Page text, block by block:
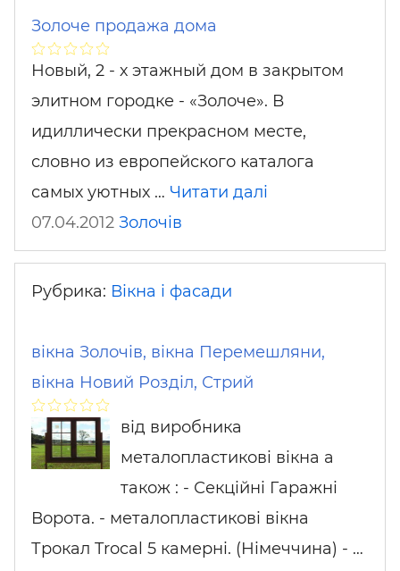
Золоче продажа дома
Новый, 2 - х этажный дом в закрытом
элитном городке - «Золоче». В
идиллически прекрасном месте,
словно из европейского каталога
самых уютных … Читати далі
07.04.2012 Золочів
Рубрика: Вікна і фасади
вікна Золочів, вікна Перемешляни,
вікна Новий Розділ, Стрий
від виробника
металопластикові вікна а
також : - Секційні Гаражні
Ворота. - металопластикові вікна
Трокал Trocal 5 камерні. (Німеччина) - …